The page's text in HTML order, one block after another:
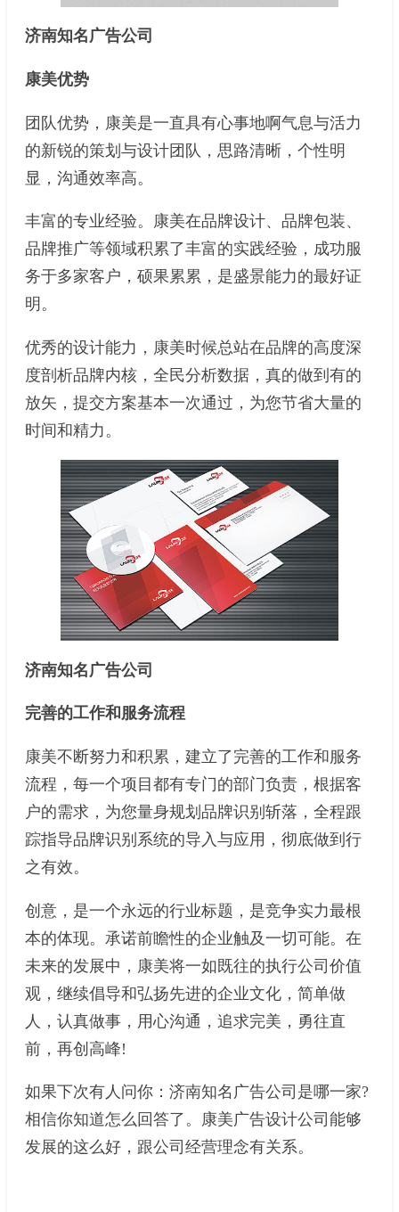
济南知名广告公司
康美优势
团队优势，康美是一直具有心事地啊气息与活力
的新锐的策划与设计团队，思路清晰，个性明
显，沟通效率高。
丰富的专业经验。康美在品牌设计、品牌包装、
品牌推广等领域积累了丰富的实践经验，成功服
务于多家客户，硕果累累，是盛景能力的最好证
明。
优秀的设计能力，康美时候总站在品牌的高度深
度剖析品牌内核，全民分析数据，真的做到有的
放矢，提交方案基本一次通过，为您节省大量的
时间和精力。
济南知名广告公司
完善的工作和服务流程
康美不断努力和积累，建立了完善的工作和服务
流程，每一个项目都有专门的部门负责，根据客
户的需求，为您量身规划品牌识别斩落，全程跟
踪指导品牌识别系统的导入与应用，彻底做到行
之有效。
创意，是一个永远的行业标题，是竞争实力最根
本的体现。承诺前瞻性的企业触及一切可能。在
未来的发展中，康美将一如既往的执行公司价值
观，继续倡导和弘扬先进的企业文化，简单做
人，认真做事，用心沟通，追求完美，勇往直
前，再创高峰!
如果下次有人问你：济南知名广告公司是哪一家?
相信你知道怎么回答了。康美广告设计公司能够
发展的这么好，跟公司经营理念有关系。